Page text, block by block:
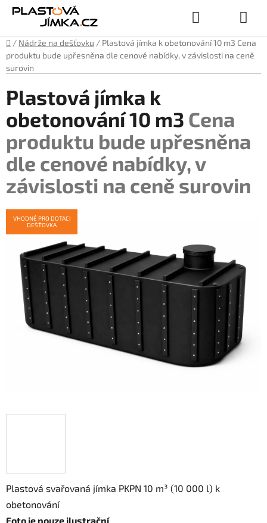
Přejít
NÁKUPNÍ
KOŠÍK
Domů
/ Nádrže na dešťovku / Plastová jímka k obetonování 10 m3 Cena
produktu bude upřesněna dle cenové nabídky, v závislosti na ceně
surovin
Plastová svařovaná jímka PKPN 10 m³ (10 000 l) k
obetonování
Foto je pouze ilustrační
Plastová jímka k
obetonování 10 m3 Cena
produktu bude upřesněna
dle cenové nabídky, v
závislosti na ceně surovin
VHODNÉ PRO DOTACI
DEŠŤOVKA